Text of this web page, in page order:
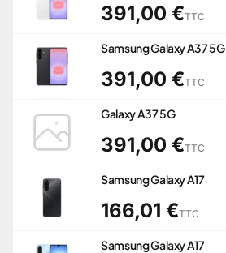
391,00 €TTC
Samsung Galaxy A37 5G
391,00 €TTC
Galaxy A37 5G
391,00 €TTC
Samsung Galaxy A17
166,01 €TTC
Samsung Galaxy A17